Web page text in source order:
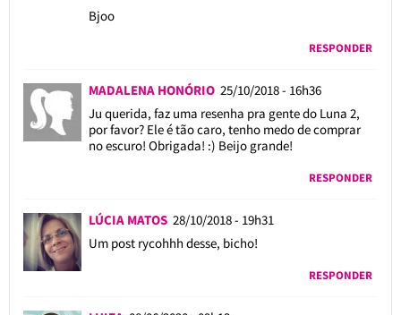
Bjoo
RESPONDER
MADALENA HONÓRIO 25/10/2018 - 16h36
Ju querida, faz uma resenha pra gente do Luna 2,
por favor? Ele é tão caro, tenho medo de comprar
no escuro! Obrigada! :) Beijo grande!
RESPONDER
LÚCIA MATOS 28/10/2018 - 19h31
Um post rycohhh desse, bicho!
RESPONDER